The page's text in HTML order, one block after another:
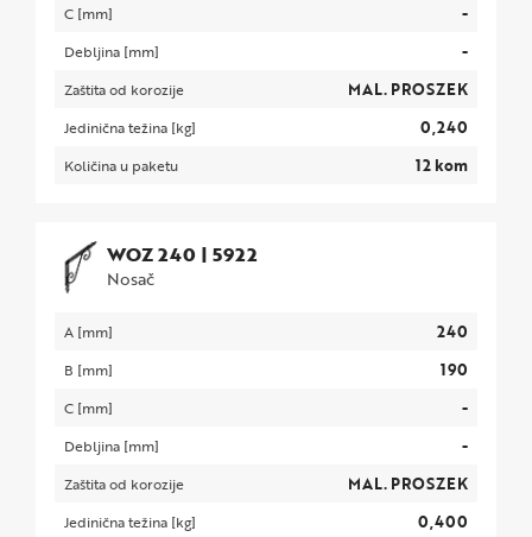
C [mm] -
Debljina [mm] -
Zaštita od korozije MAL. PROSZEK
Jedinična težina [kg] 0,240
Količina u paketu 12 kom
WOZ 240 | 5922
Nosač
A [mm] 240
B [mm] 190
C [mm] -
Debljina [mm] -
Zaštita od korozije MAL. PROSZEK
Jedinična težina [kg] 0,400